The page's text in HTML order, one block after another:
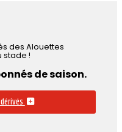
des Alouettes
stade !
de saison.